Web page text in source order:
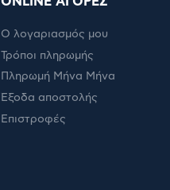
Ο λογαριασμός μου
Τρόποι πληρωμής
Πληρωμή Μήνα Μήνα
Έξοδα αποστολής
Επιστροφές